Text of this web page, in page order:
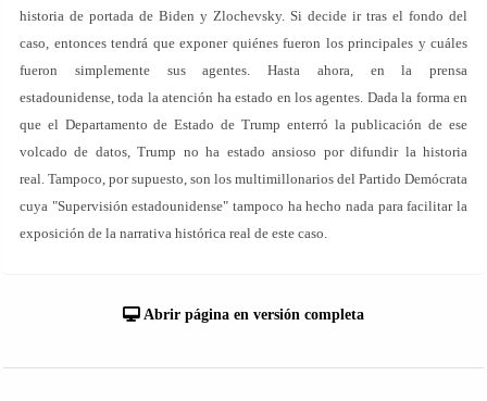
historia de portada de Biden y Zlochevsky. Si decide ir tras el fondo del
caso, entonces tendrá que exponer quiénes fueron los principales y cuáles
fueron simplemente sus agentes. Hasta ahora, en la prensa
estadounidense, toda la atención ha estado en los agentes. Dada la forma en
que el Departamento de Estado de Trump enterró la publicación de ese
volcado de datos, Trump no ha estado ansioso por difundir la historia
real. Tampoco, por supuesto, son los multimillonarios del Partido Demócrata
cuya "Supervisión estadounidense" tampoco ha hecho nada para facilitar la
exposición de la narrativa histórica real de este caso.
Abrir página en versión completa